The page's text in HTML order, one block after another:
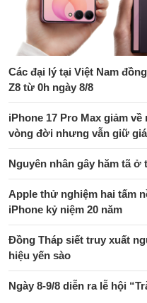
Các đại lý tại Việt Nam
Z8 từ 0h ngày 8/8
iPhone 17 Pro Max giảm
vòng đời nhưng vẫn giữ
Nguyên nhân gây hăm tã ở
Apple thử nghiệm hai tấm
iPhone kỷ niệm 20 năm
Đồng Tháp siết truy xuất
hiệu yến sào
Ngày 8-9/8 diễn ra lễ hội